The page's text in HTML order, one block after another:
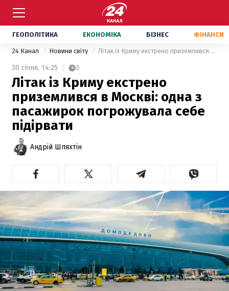
ГЕОПОЛІТИКА ЕКОНОМІКА БІЗНЕС ФІНАНСИ
24 Канал Новини світу Літак із Криму екстрено приземлився в Москві: одна з пасажирок погрожувала себе підірвати
30 січня, 14:25 3
Літак із Криму екстрено
приземлився в Москві: одна з
пасажирок погрожувала себе
підірвати
Андрій Шляхтін